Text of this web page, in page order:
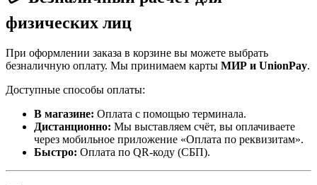
физических лиц
При оформлении заказа в корзине вы можете выбрать
безналичную оплату. Мы принимаем карты МИР и UnionPay.
Доступные способы оплаты:
В магазине: Оплата с помощью терминала.
Дистанционно: Мы выставляем счёт, вы оплачиваете
через мобильное приложение «Оплата по реквизитам».
Быстро: Оплата по QR-коду (СБП).